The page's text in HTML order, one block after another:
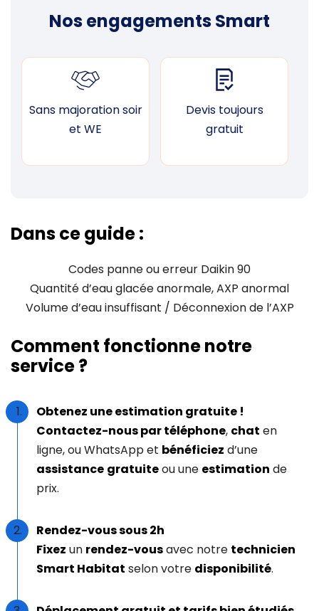
Nos engagements Smart
Sans majoration soir
et WE
Devis toujours
gratuit
Dans ce guide :
Codes panne ou erreur Daikin 90
Quantité d’eau glacée anormale, AXP anormal
Volume d’eau insuffisant / Déconnexion de l’AXP
Comment fonctionne notre
service ?
Obtenez une estimation gratuite !
Contactez-nous par téléphone, chat en
ligne, ou WhatsApp et bénéficiez d’une
assistance gratuiteou une estimation de
prix.
Rendez-vous sous 2h
Fixez un rendez-vousavec notre technicien
Smart Habitat selon votre disponibilité.